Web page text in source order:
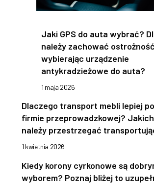
Jaki GPS do auta wybrać?
należy zachować
wybierając urządzenie
antykradzieżowe do auta?
1 maja 2026
Dlaczego transport mebli lepiej
firmie przeprowadzkowej?
należy przestrzegać
1 kwietnia 2026
Kiedy korony cyrkonowe są
wyborem? Poznaj bliżej to